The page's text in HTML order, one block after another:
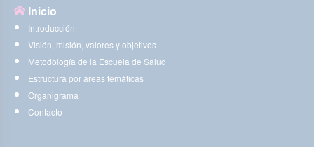
Inicio
Introducción
Visión, misión, valores y objetivos
Metodología de la Escuela de Salud
Estructura por áreas temáticas
Organigrama
Contacto